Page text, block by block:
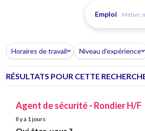
Emploi
Horaires de travail Niveau d'expérience
RÉSULTATS POUR CETTE
Agent de sécurité - Rondier H/F
Il y a 1 jours